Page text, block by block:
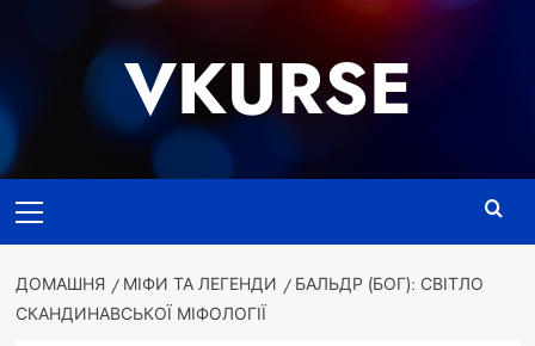
VKURSE
меню
ДОМАШНЯ МІФИ ТА ЛЕГЕНДИ
БАЛЬДР (БОГ): СВІТЛО
СКАНДИНАВСЬКОЇ МІФОЛОГІЇ